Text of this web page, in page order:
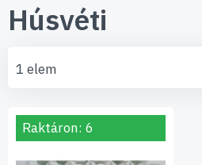
Húsvéti
1 elem
Raktáron: 6